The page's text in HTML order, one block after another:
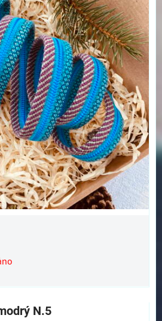
N.5